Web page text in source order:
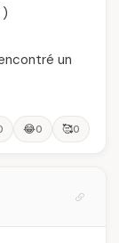
un
😂0 🥰0